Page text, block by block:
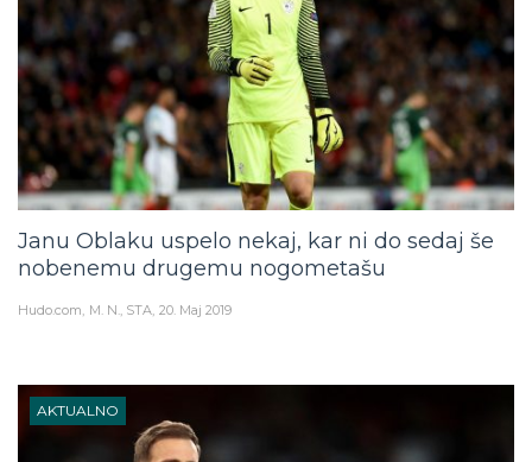
Janu Oblaku uspelo nekaj, kar ni do sedaj še
nobenemu drugemu nogometašu
Hudo.com M. N., STA 20. Maj 2019
AKTUALNO